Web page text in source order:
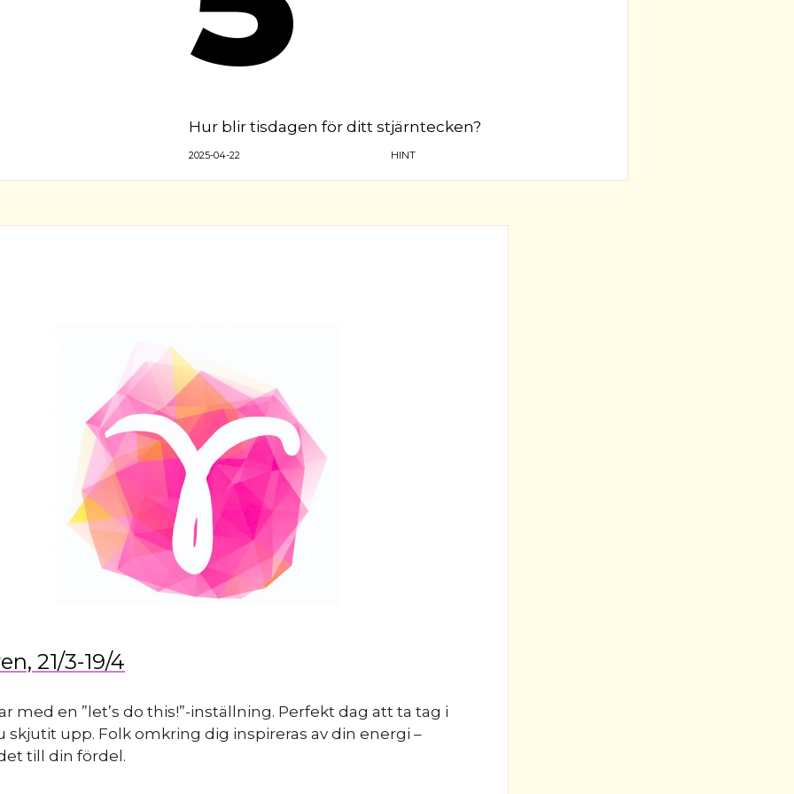
Hur blir tisdagen för ditt stjärntecken?
2025-04-22 HINT
21/3-19/4
med en ”let’s do this!”-inställning. Perfekt dag att ta tag i
skjutit upp. Folk omkring dig inspireras av din energi –
till din fördel.